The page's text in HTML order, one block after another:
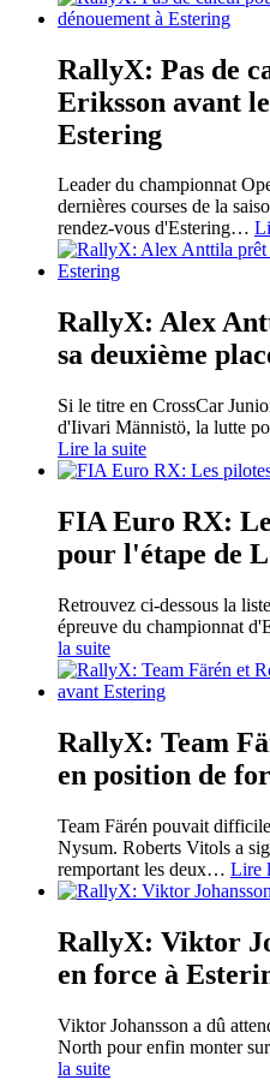
RallyX: Pas de
Eriksson avant
Estering
Leader du championnat
dernières courses de la
rendez-vous d'Estering…
RallyX: Alex
sa deuxième
Si le titre en CrossCar
d'Iivari Männistö, la lutte
Lire la suite
FIA Euro RX:
pour l'étape de
Retrouvez ci-dessous la
épreuve du championnat
la suite
RallyX: Team
en position de
Team Färén pouvait
Nysum. Roberts Vitols a
remportant les deux… Lire
RallyX: Viktor
en force à
Viktor Johansson a dû
North pour enfin monter
la suite